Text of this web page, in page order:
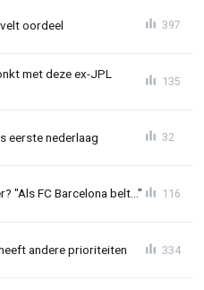
oordeel 397
met deze ex-JPL
135
eerste nederlaag 32
"Als FC Barcelona belt..." 116
andere prioriteiten 334